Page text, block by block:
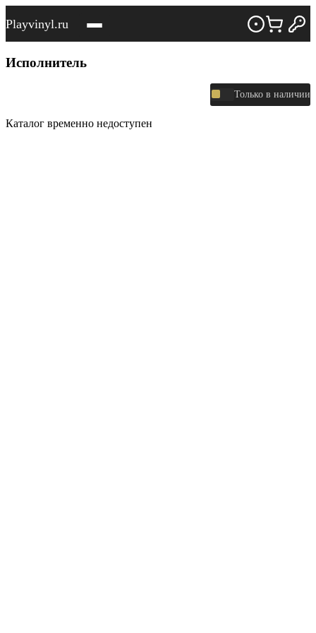
Playvinyl.ru
Исполнитель
Только в наличии
Каталог временно недоступен